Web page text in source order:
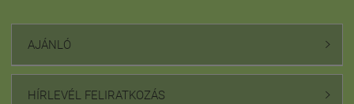
AJÁNLÓ 
HÍRLEVÉL FELIRATKOZÁS 